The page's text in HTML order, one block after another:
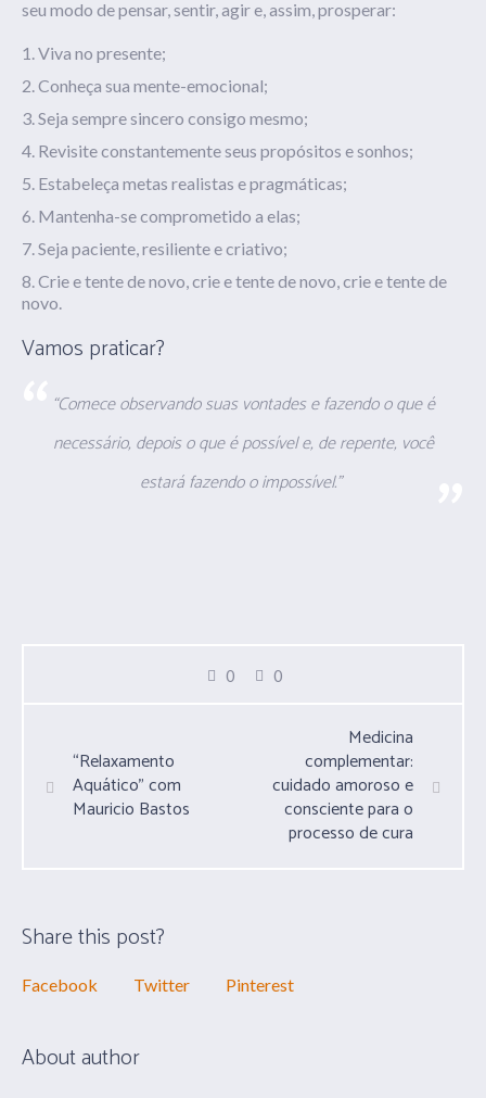
seu modo de pensar, sentir, agir e, assim, prosperar:
Viva no presente;
Conheça sua mente-emocional;
Seja sempre sincero consigo mesmo;
Revisiteconstantemente seus propósitos e sonhos;
Estabeleça metas realistas e pragmáticas;
Mantenha-se comprometido a elas;
Seja paciente, resiliente e criativo;
Crie e tente de novo, crie e tente de novo, crie e tente de
novo.
Vamos praticar?
“Comece observando suas vontades e fazendo o que é
necessário, depois o que é possível e, de repente, você
estará fazendo o impossível.”
0 0
“Relaxamento
Aquático” com
Mauricio Bastos
Medicina
complementar:
cuidado amoroso e
consciente para o
processo de cura
Share this post?
Facebook Twitter Pinterest
About author